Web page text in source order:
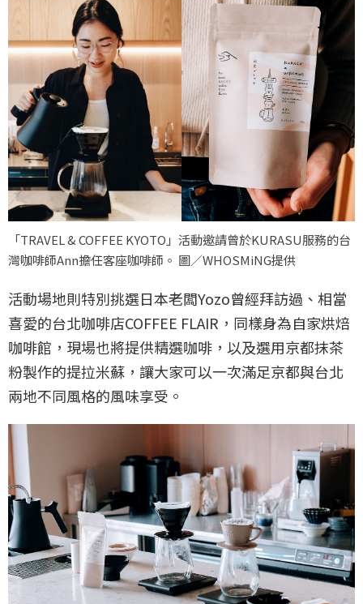
「TRAVEL & COFFEE KYOTO」活動邀請曾於KURASU服務的台
灣咖啡師Ann擔任客座咖啡師。 圖／WHOSMiNG提供
活動場地則特別挑選日本老闆Yozo曾經拜訪過、相當
喜愛的台北咖啡店COFFEE FLAIR，同樣身為自家烘焙
咖啡館，現場也將提供精選咖啡，以及選用京都抹茶
粉製作的提拉米蘇，讓大家可以一次滿足京都與台北
兩地不同風格的風味享受。